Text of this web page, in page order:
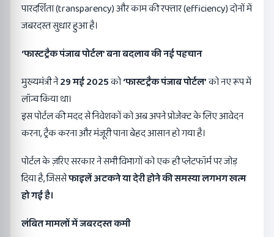
पारदर्शिता (transparency) और काम की रफ्तार (efficiency) दोनों में
जबरदस्त सुधार हुआ है।
‘फास्टट्रैक पंजाब पोर्टल’बना बदलाव की नई पहचान
मुख्यमंत्री ने29मई2025को‘फास्टट्रैक पंजाब पोर्टल’को नए रूप में
लॉन्च किया था।
इस पोर्टल की मदद से निवेशकों को अब अपने प्रोजेक्ट के लिए आवेदन
करना, ट्रैक करना और मंजूरी पाना बेहद आसान हो गया है।
पोर्टल के ज़रिए सरकार ने सभी विभागों को एक ही प्लेटफॉर्म पर जोड़
दिया है, जिससेफाइलें अटकने या देरी होने की समस्या लगभग खत्म
हो गई है।
लंबित मामलों में जबरदस्त कमी